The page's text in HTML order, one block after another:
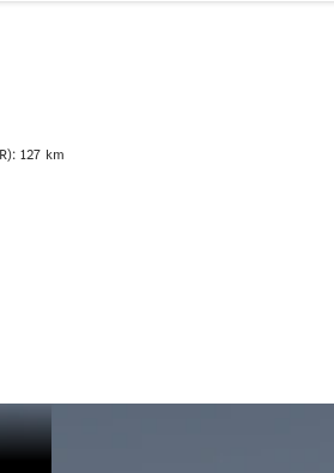
127 km